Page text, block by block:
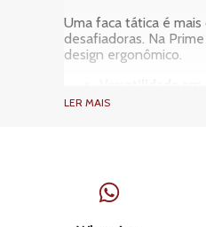
Uma faca tática é
desafiadoras. Na
design ergonômico.
embalagens.
Ferramenta
resgates até
LER MAIS